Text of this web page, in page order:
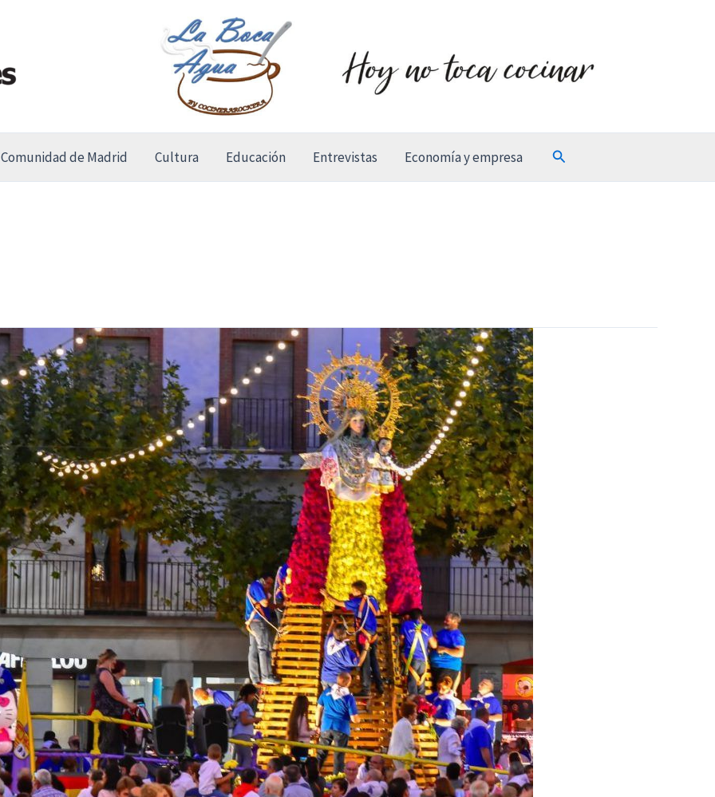
Comunidad de Madrid Cultura Educación Entrevistas Economía y empresa Buscar